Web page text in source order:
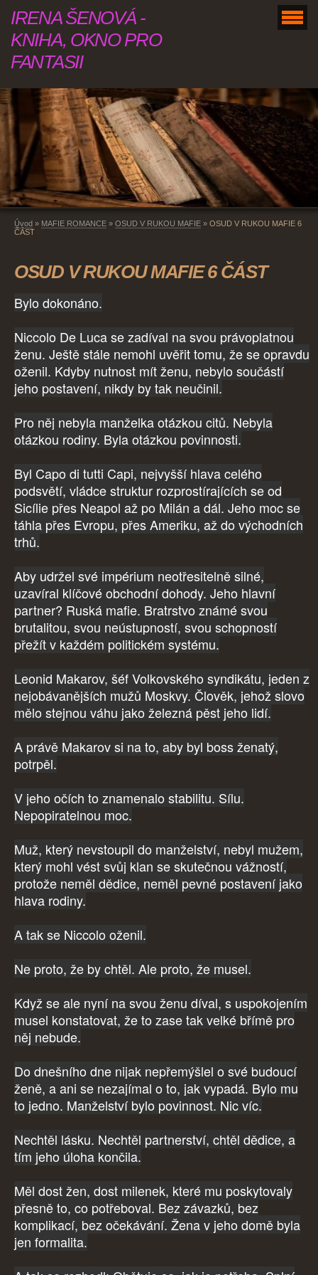
IRENA ŠENOVÁ -
KNIHA, OKNO PRO
FANTASII
Úvod » MAFIE ROMANCE » OSUD V RUKOU MAFIE » OSUD V RUKOU MAFIE 6
ČÁST
OSUD V RUKOU MAFIE 6 ČÁST
Bylo dokonáno.
Niccolo De Luca se zadíval na svou právoplatnou
ženu. Ještě stále nemohl uvěřit tomu, že se opravdu
oženil. Kdyby nutnost mít ženu, nebylo součástí
jeho postavení, nikdy by tak neučinil.
Pro něj nebyla manželka otázkou citů. Nebyla
otázkou rodiny. Byla otázkou povinnosti.
Byl Capo di tutti Capi, nejvyšší hlava celého
podsvětí, vládce struktur rozprostírajících se od
Sicílie přes Neapol až po Milán a dál. Jeho moc se
táhla přes Evropu, přes Ameriku, až do východních
trhů.
Aby udržel své impérium neotřesitelně silné,
uzavíral klíčové obchodní dohody. Jeho hlavní
partner? Ruská mafie. Bratrstvo známé svou
brutalitou, svou neústupností, svou schopností
přežít v každém politickém systému.
Leonid Makarov, šéf Volkovského syndikátu, jeden z
nejobávanějších mužů Moskvy. Člověk, jehož slovo
mělo stejnou váhu jako železná pěst jeho lidí.
A právě Makarov si na to, aby byl boss ženatý,
potrpěl.
V jeho očích to znamenalo stabilitu. Sílu.
Nepopiratelnou moc.
Muž, který nevstoupil do manželství, nebyl mužem,
který mohl vést svůj klan se skutečnou vážností,
protože neměl dědice, neměl pevné postavení jako
hlava rodiny.
A tak se Niccolo oženil.
Ne proto, že by chtěl. Ale proto, že musel.
Když se ale nyní na svou ženu díval, s uspokojením
musel konstatovat, že to zase tak velké břímě pro
něj nebude.
Do dnešního dne nijak nepřemýšlel o své budoucí
ženě, a ani se nezajímal o to, jak vypadá. Bylo mu
to jedno. Manželství bylo povinnost. Nic víc.
Nechtěl lásku. Nechtěl partnerství, chtěl dědice, a
tím jeho úloha končila.
Měl dost žen, dost milenek, které mu poskytovaly
přesně to, co potřeboval. Bez závazků, bez
komplikací, bez očekávání. Žena v jeho domě byla
jen formalita.